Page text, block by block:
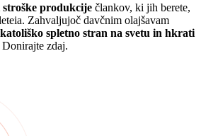
produkcije člankov, ki jih berete,
Zahvaljujoč davčnim olajšavam
spletno stran na svetu in hkrati
Donirajte zdaj.